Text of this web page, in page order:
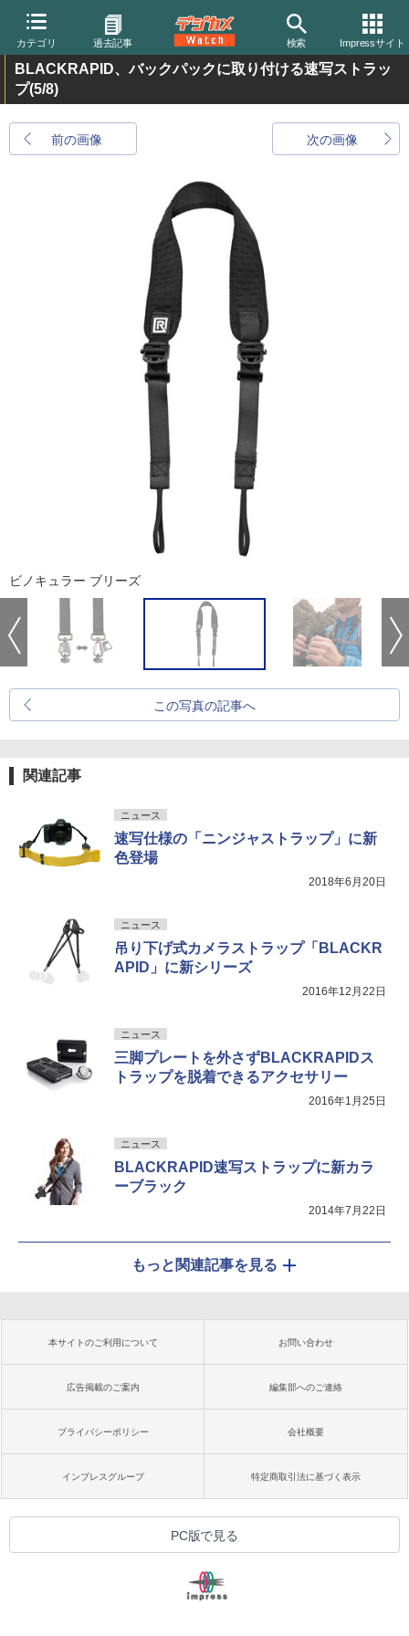
カテゴリ 過去記事 検索 Impressサイト
BLACKRAPID、バックパックに取り付ける速写ストラッ
プ(5/8)
前の画像 次の画像
ビノキュラー ブリーズ
この写真の記事へ
関連記事
ニュース
速写仕様の「ニンジャストラップ」に新
色登場
2018年6月20日
ニュース
吊り下げ式カメラストラップ「BLACKR
APID」に新シリーズ
2016年12月22日
ニュース
三脚プレートを外さずBLACKRAPIDス
トラップを脱着できるアクセサリー
2016年1月25日
ニュース
BLACKRAPID速写ストラップに新カラ
ーブラック
2014年7月22日
もっと関連記事を見る
本サイトのご利用について お問い合わせ
広告掲載のご案内 編集部へのご連絡
プライバシーポリシー 会社概要
インプレスグループ 特定商取引法に基づく表示
PC版で見る